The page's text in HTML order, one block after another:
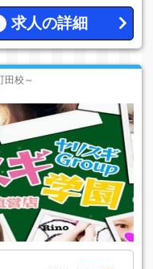
求人の詳細
田校～